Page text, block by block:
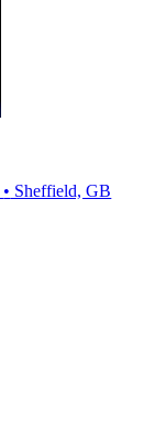
• Sheffield, GB